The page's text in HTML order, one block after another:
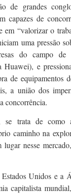
de grandes
capazes de
em “valorizar o
uma pressão
do campo de
e
de equipamentos
a união dos
concorrência.
trata de como
caminho na
lugar nesse
Estados Unidos e a
capitalista